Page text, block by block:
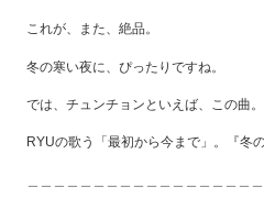
これが、また、絶品。
冬の寒い夜に、ぴったりですね。
では、チュンチョンといえば、この曲。
RYUの歌う「最初から今まで」。『冬